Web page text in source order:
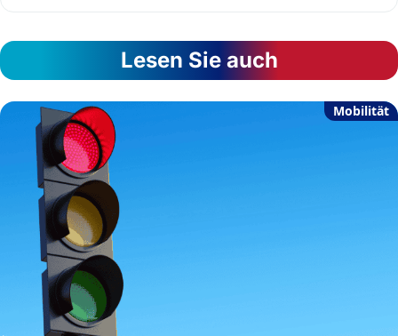
Lesen Sie auch
Mobilität